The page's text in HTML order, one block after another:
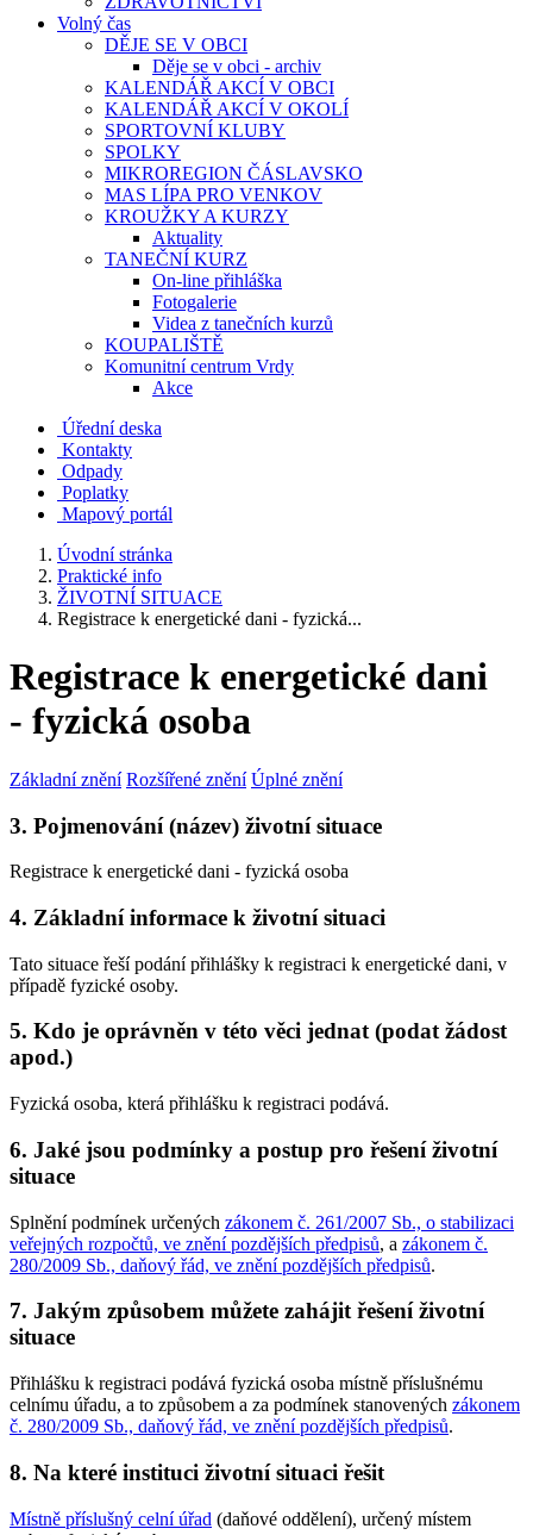
Volný čas
DĚJE SE V OBCI
Děje se v obci - archiv
KALENDÁŘ AKCÍ V OBCI
KALENDÁŘ AKCÍ V OKOLÍ
SPORTOVNÍ KLUBY
SPOLKY
MIKROREGION ČÁSLAVSKO
MAS LÍPA PRO VENKOV
KROUŽKY A KURZY
Aktuality
TANEČNÍ KURZ
On-line přihláška
Fotogalerie
Videa z tanečních kurzů
KOUPALIŠTĚ
Komunitní centrum Vrdy
Akce
Úřední deska
Kontakty
Odpady
Poplatky
Mapový portál
Úvodní stránka
Praktické info
ŽIVOTNÍ SITUACE
Registrace k energetické dani - fyzická...
Registrace k energetické dani
- fyzická osoba
Základní znění Rozšířené znění Úplné znění
3. Pojmenování (název) životní situace
Registrace k energetické dani - fyzická osoba
4. Základní informace k životní situaci
Tato situace řeší podání přihlášky k registraci k energetické dani, v
případě fyzické osoby.
5. Kdo je oprávněn v této věci jednat (podat žádost
apod.)
Fyzická osoba, která přihlášku k registraci podává.
6. Jaké jsou podmínky a postup pro řešení životní
situace
Splnění podmínek určených zákonem č. 261/2007 Sb., o stabilizaci
veřejných rozpočtů, ve znění pozdějších předpisů, a zákonem č.
280/2009 Sb., daňový řád, ve znění pozdějších předpisů.
7. Jakým způsobem můžete zahájit řešení životní
situace
Přihlášku k registraci podává fyzická osoba místně příslušnému
celnímu úřadu, a to způsobem a za podmínek stanovených zákonem
č. 280/2009 Sb., daňový řád, ve znění pozdějších předpisů.
8. Na které instituci životní situaci řešit
Místně příslušný celní úřad (daňové oddělení), určený místem